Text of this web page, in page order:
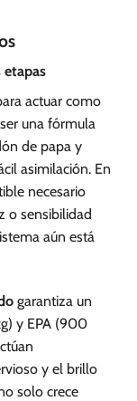
etapas
actuar como
una fórmula
de papa y
asimilación. En
necesario
o sensibilidad
aún está
garantiza un
y EPA (900
y el brillo
solo crece